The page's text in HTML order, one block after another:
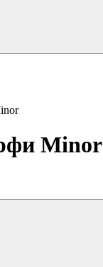
Minor